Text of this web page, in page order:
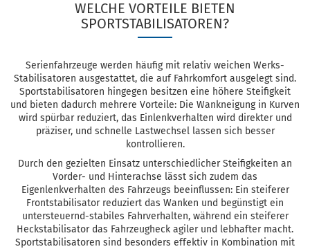
WELCHE VORTEILE BIETEN
SPORTSTABILISATOREN?
Serienfahrzeuge werden häufig mit relativ weichen Werks-
Stabilisatoren ausgestattet, die auf Fahrkomfort ausgelegt sind.
Sportstabilisatoren hingegen besitzen eine höhere Steifigkeit
und bieten dadurch mehrere Vorteile: Die Wankneigung in Kurven
wird spürbar reduziert, das Einlenkverhalten wird direkter und
präziser, und schnelle Lastwechsel lassen sich besser
kontrollieren.
Durch den gezielten Einsatz unterschiedlicher Steifigkeiten an
Vorder- und Hinterachse lässt sich zudem das
Eigenlenkverhalten des Fahrzeugs beeinflussen: Ein steiferer
Frontstabilisator reduziert das Wanken und begünstigt ein
untersteuernd-stabiles Fahrverhalten, während ein steiferer
Heckstabilisator das Fahrzeugheck agiler und lebhafter macht.
Sportstabilisatoren sind besonders effektiv in Kombination mit